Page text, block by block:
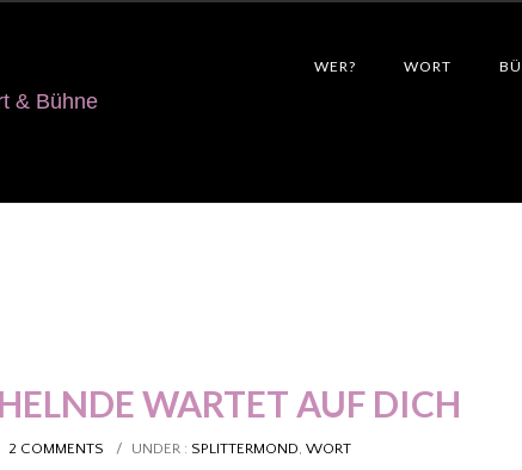
WER? WORT
WARTET AUF DICH
2 COMMENTS / UNDER : SPLITTERMOND, WORT